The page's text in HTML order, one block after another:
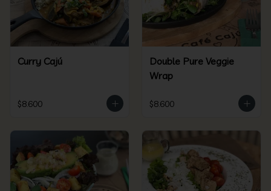
Curry Cajú
$8.600
Double Pure Veggie
Wrap
$8.600